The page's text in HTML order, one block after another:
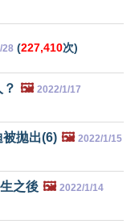
28 (227,410次)
🖼️ 2022/1/17
拋出(6) 🖼️ 2022/1/15
之後 🖼️ 2022/1/14